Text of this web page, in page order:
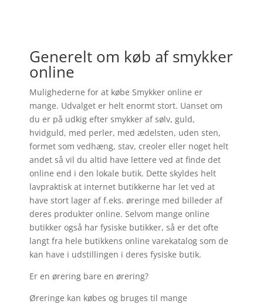
Generelt om køb af smykker
online
Mulighederne for at købe Smykker online er
mange. Udvalget er helt enormt stort. Uanset om
du er på udkig efter smykker af sølv, guld,
hvidguld, med perler, med ædelsten, uden sten,
formet som vedhæng, stav, creoler eller noget helt
andet så vil du altid have lettere ved at finde det
online end i den lokale butik. Dette skyldes helt
lavpraktisk at internet butikkerne har let ved at
have stort lager af f.eks. øreringe med billeder af
deres produkter online. Selvom mange online
butikker også har fysiske butikker, så er det ofte
langt fra hele butikkens online varekatalog som de
kan have i udstillingen i deres fysiske butik.
Er en ørering bare en ørering?
Øreringe kan købes og bruges til mange